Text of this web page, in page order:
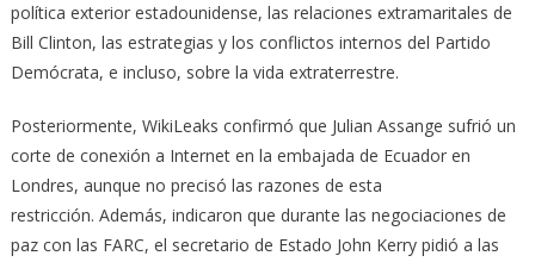
política exterior estadounidense, las relaciones extramaritales de
Bill Clinton, las estrategias y los conflictos internos del Partido
Demócrata, e incluso, sobre la vida extraterrestre.
Posteriormente, WikiLeaks confirmó que Julian Assange sufrió un
corte de conexión a Internet en la embajada de Ecuador en
Londres, aunque no precisó las razones de esta
restricción. Además, indicaron que durante las negociaciones de
paz con las FARC, el secretario de Estado John Kerry pidió a las